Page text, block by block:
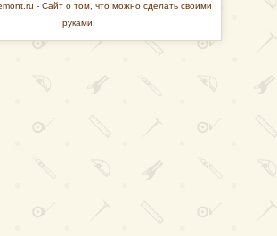
- Сайт о том, что можно сделать своими
руками.